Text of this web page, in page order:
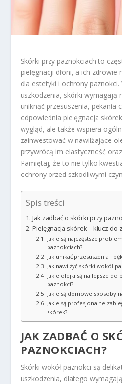
Skórki przy paznokciach to
pielęgnacji dłoni, a ich zdrowie
dla estetyki i ochrony
uszkodzenia, skórki wymagają
uniknąć przesuszenia, pękania
odpowiednia pielęgnacja
wygląd, ale także wspiera
zainwestować w nawilżające
przywrócą im elastyczność
Pamiętaj, że to nie tylko
ochrony przed szkodliwymi
Spis treści
Jak zadbać o skórki przy
Pielęgnacja skórek – klucz do
Jakie są najczęstsze
paznokciach?
Jak unikać przesuszenia i
Jak nawilżyć skórki wokół
Jakie olejki są najlepsze do
paznokci?
Jakie są domowe sposoby
Jakie są profesjonalne
skórek?
JAK ZADBAĆ O
PAZNOKCIACH?
Skórki wokół paznokci są
uszkodzenia, dlatego